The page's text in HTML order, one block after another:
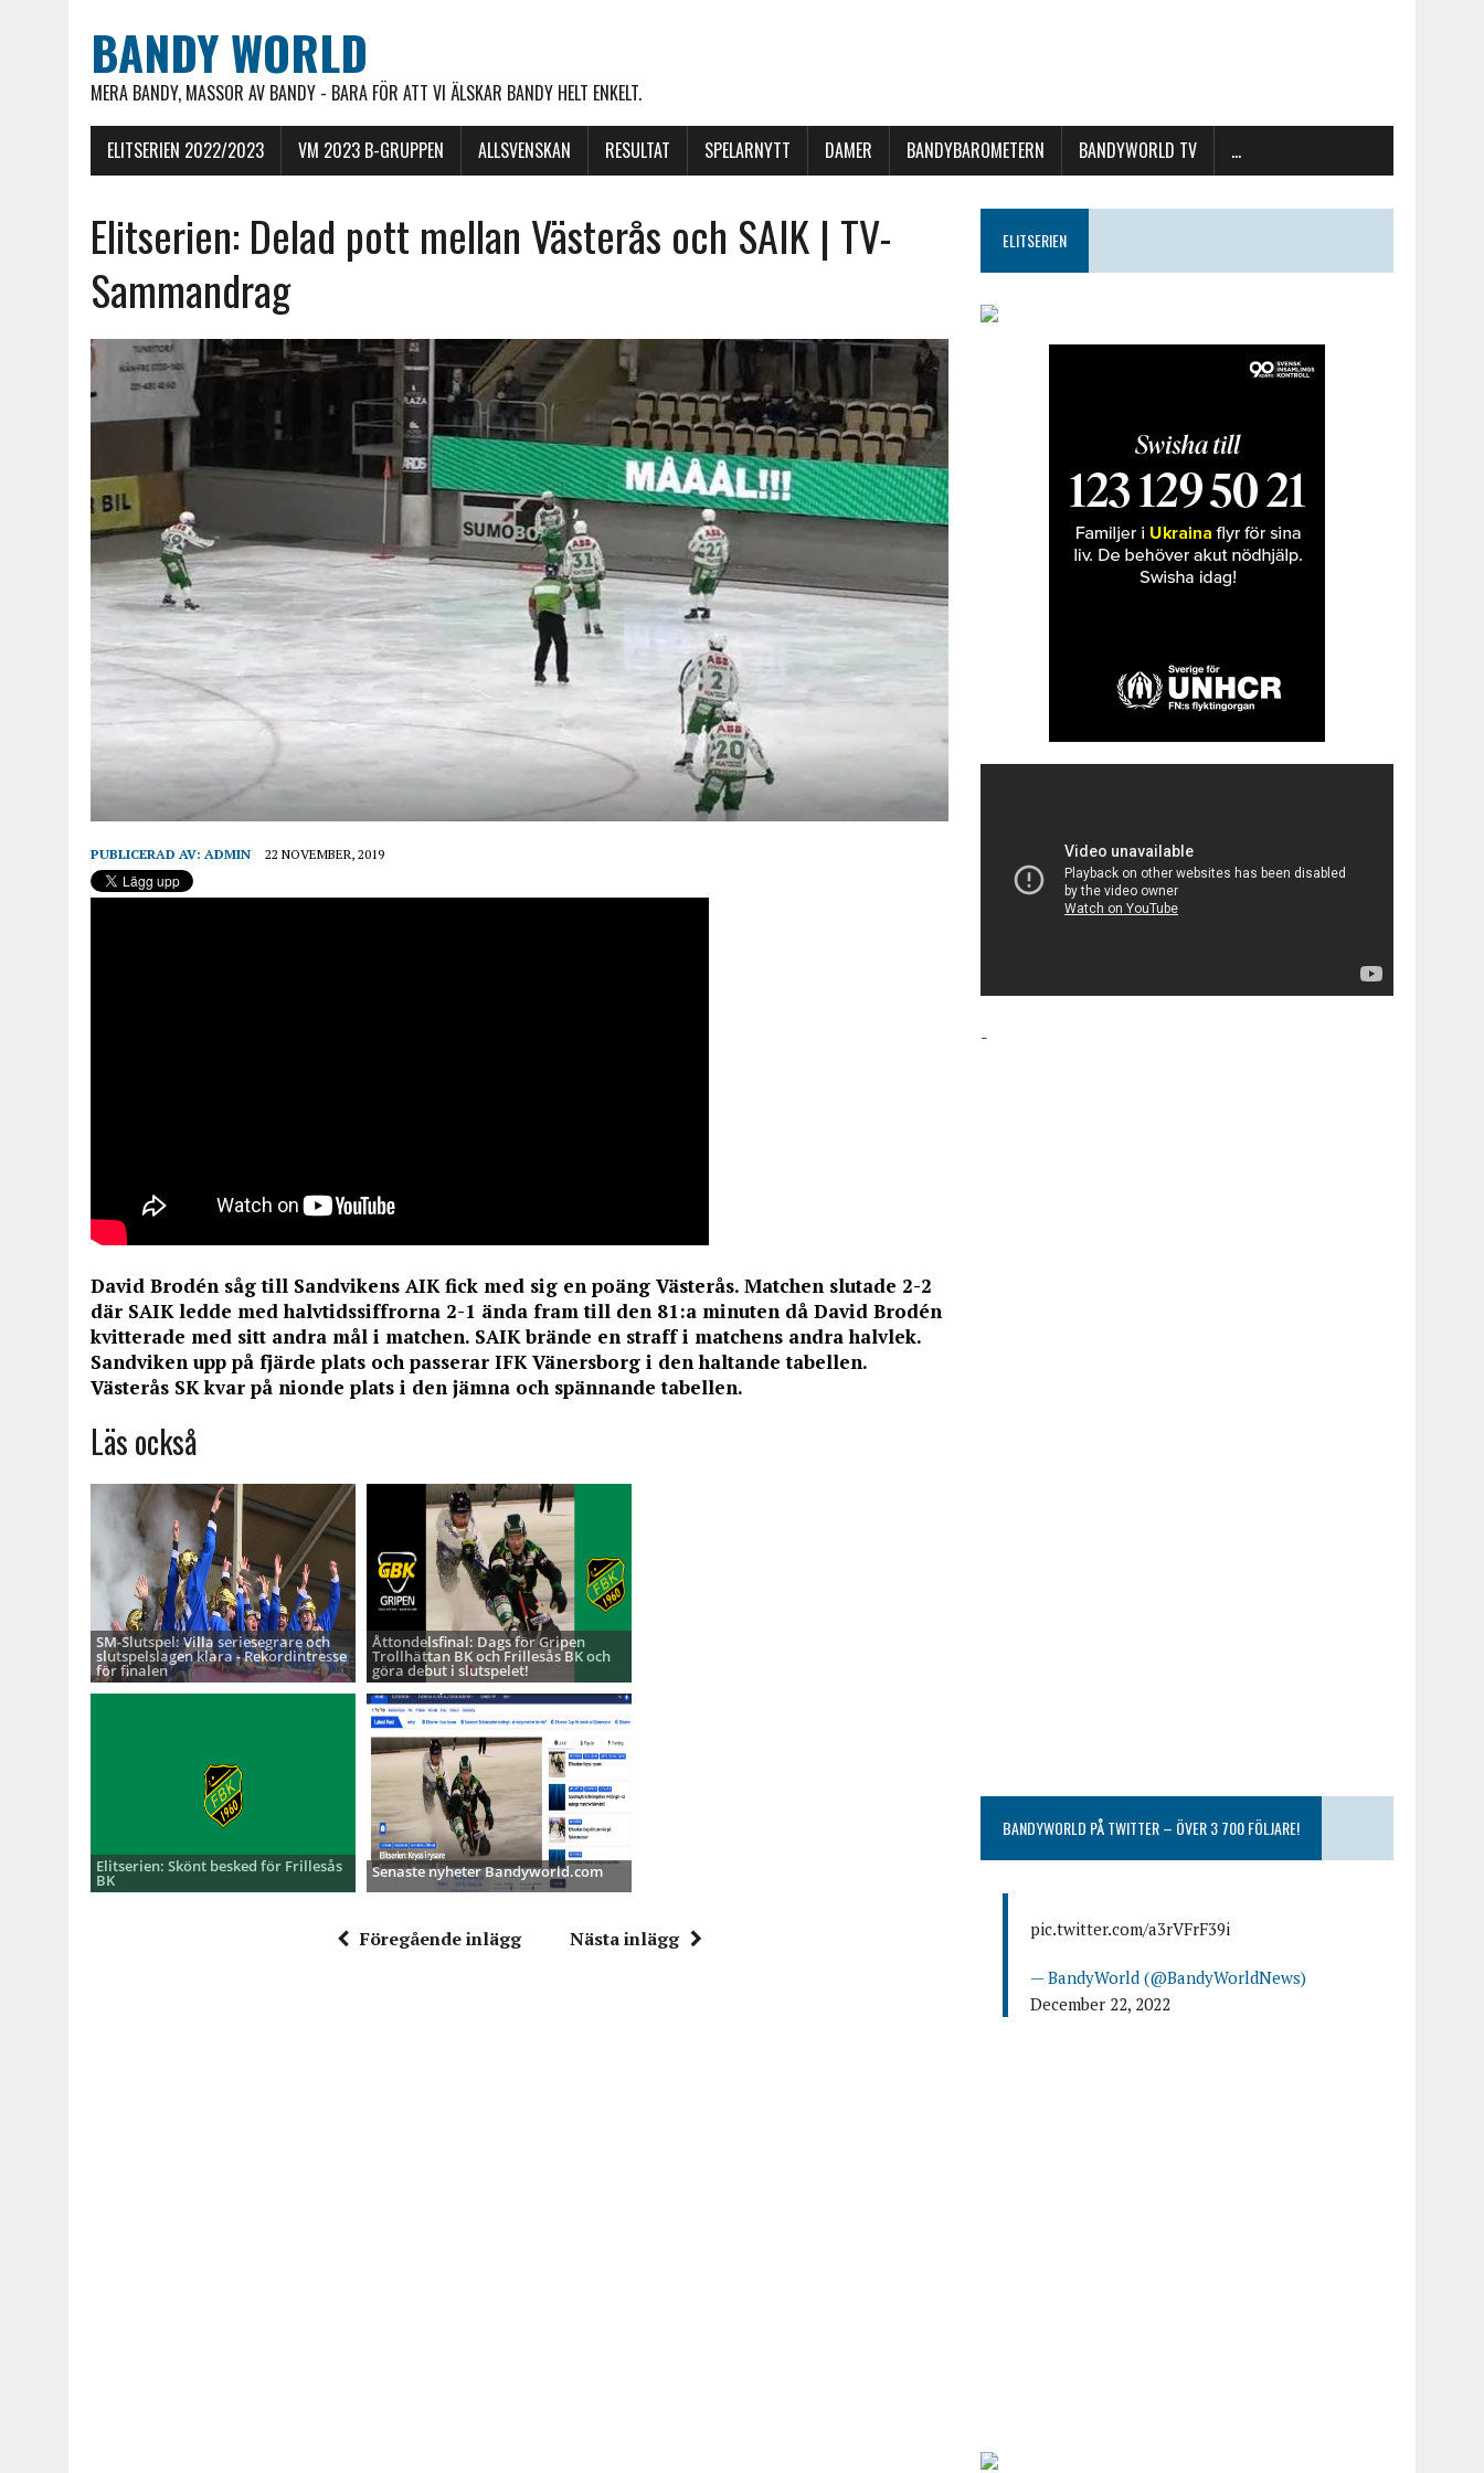
BANDY WORLD
MERA BANDY, MASSOR AV BANDY - BARA FÖR ATT VI ÄLSKAR BANDY HELT ENKELT.
ELITSERIEN 2022/2023 VM 2023 B-GRUPPEN ALLSVENSKAN RESULTAT SPELARNYTT DAMER BANDYBAROMETERN BANDYWORLD TV …
Elitserien: Delad pott mellan Västerås och SAIK | TV-
Sammandrag
PUBLICERAD AV: ADMIN 22 NOVEMBER, 2019
David Brodén såg till Sandvikens AIK fick med sig en poäng Västerås. Matchen slutade 2-2
där SAIK ledde med halvtidssiffrorna 2-1 ända fram till den 81:a minuten då David Brodén
kvitterade med sitt andra mål i matchen. SAIK brände en straff i matchens andra halvlek.
Sandviken upp på fjärde plats och passerar IFK Vänersborg i den haltande tabellen.
Västerås SK kvar på nionde plats i den jämna och spännande tabellen.
Läs också
SM-Slutspel: Villa seriesegrare och
slutspelslagen klara - Rekordintresse
för finalen
Åttondelsfinal: Dags för Gripen
Trollhättan BK och Frillesås BK och
göra debut i slutspelet!
Elitserien: Skönt besked för Frillesås
BK Senaste nyheter Bandyworld.com
Föregående inlägg Nästa inlägg
ELITSERIEN
-
BANDYWORLD PÅ TWITTER – ÖVER 3 700 FÖLJARE!
pic.twitter.com/a3rVFrF39i
— BandyWorld (@BandyWorldNews)
December 22, 2022